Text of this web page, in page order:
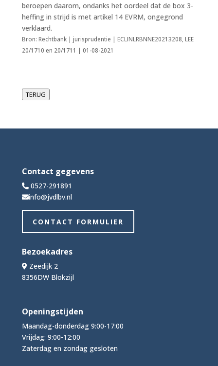
beroepen daarom, ondanks het oordeel dat de box 3-
heffing in strijd is met artikel 14 EVRM, ongegrond
verklaard.
Bron: Rechtbank | jurisprudentie | ECLINLRBNNE20213208, LEE
20/1710 en 20/1711 | 01-08-2021
TERUG
Contact gegevens
0527-291891
info@jvdlbv.nl
CONTACT FORMULIER
Bezoekadres
Zeedijk 2
8356DW Blokzijl
Openingstijden
Maandag-donderdag 9:00-17:00
Vrijdag: 9:00-12:00
Zaterdag en zondag gesloten